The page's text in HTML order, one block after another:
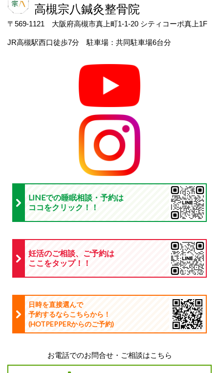
高槻宗八鍼灸整骨院
〒569-1121 大阪府高槻市真上町1-1-20 シティコーポ真上1F
JR高槻駅西口徒歩7分 駐車場：共同駐車場6台分
LINEでの睡眠相談・予約は
ココをクリック！！
妊活のご相談、ご予約は
ここをタップ！！
日時を直接選んで
予約するならこちらから！
(HOTPEPPERからのご予約)
お電話でのお問合せ・ご相談はこちら